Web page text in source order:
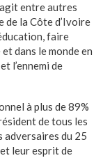
entre autres
de la Côte d’Ivoire
faire
dans le monde en
l’ennemi de
à plus de 89%
de tous les
adversaires du 25
leur esprit de